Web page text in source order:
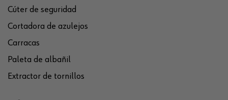
Cúter de seguridad
Cortadora de azulejos
Carracas
Paleta de albañil
Extractor de tornillos